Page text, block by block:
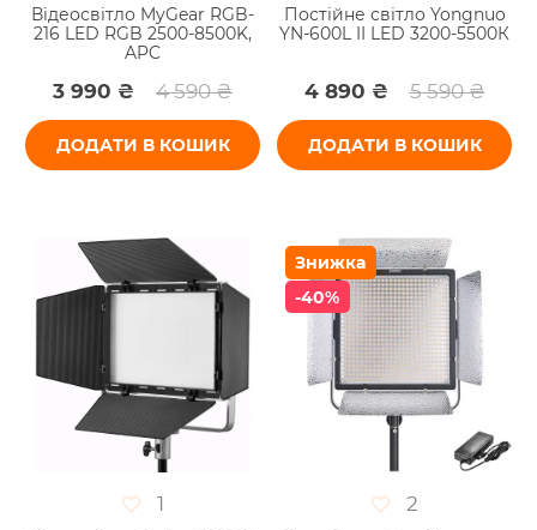
Відеосвітло MyGear RGB-
216 LED RGB 2500-8500K,
APC
3 990 ₴ 4 590 ₴
ДОДАТИ В КОШИК
Постійне світло Yongnuo
YN-600L II LED 3200-5500К
4 890 ₴ 5 590 ₴
ДОДАТИ В КОШИК
1
Знижка
-40%
2